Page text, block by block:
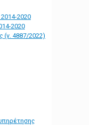
2020
2020
(ν. 4887/2022)